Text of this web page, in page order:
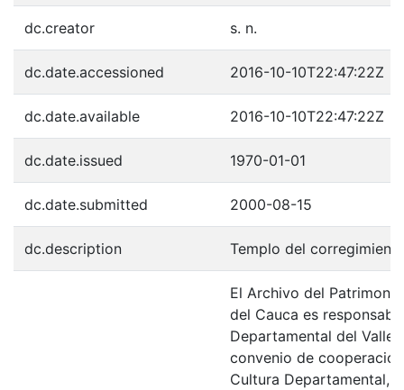
dc.creator s. n.
dc.date.accessioned 2016-10-10T22:47:22Z
dc.date.available 2016-10-10T22:47:22Z
dc.date.issued 1970-01-01
dc.date.submitted 2000-08-15
dc.description Templo del
El Archivo del
del Cauca es
Departamental del Valle
convenio de
Cultura Departamental,